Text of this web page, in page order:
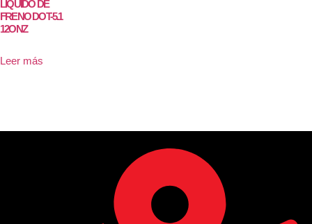
LIQUIDO DE
FRENO DOT-5.1
12ONZ
Leer más